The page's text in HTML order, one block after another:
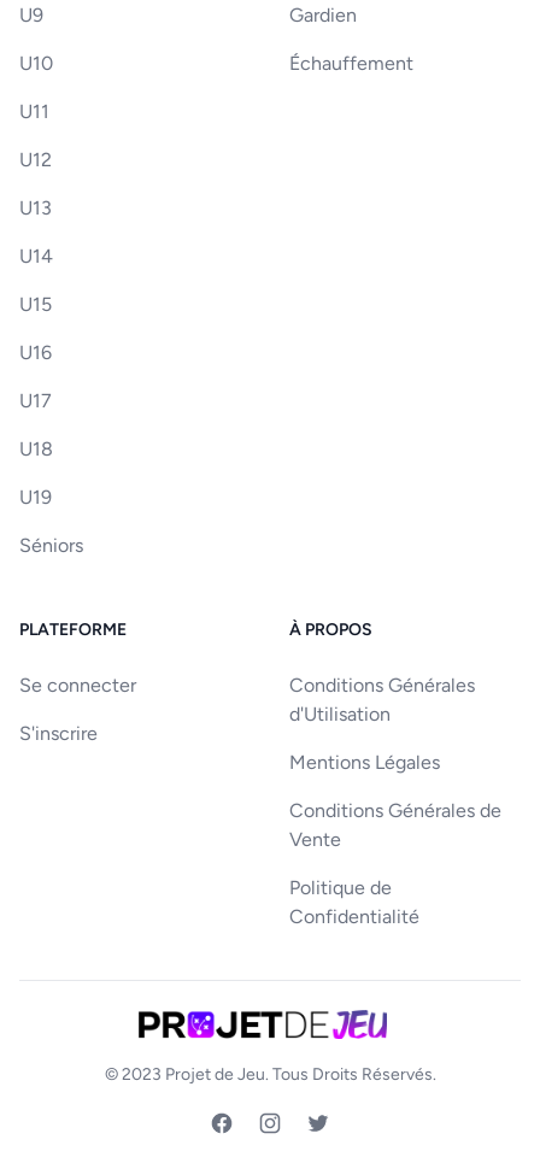
U9
U10
U11
U12
U13
U14
U15
U16
U17
U18
U19
Séniors
Gardien
Échauffement
PLATEFORME
Se connecter
S'inscrire
À PROPOS
Conditions Générales
d'Utilisation
Mentions Légales
Conditions Générales de
Vente
Politique de
Confidentialité
© 2023 Projet de Jeu. Tous Droits Réservés.